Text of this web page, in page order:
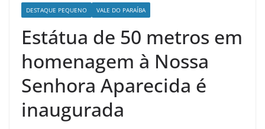
DESTAQUE PEQUENO VALE DO PARAÍBA
Estátua de 50 metros em
homenagem à Nossa
Senhora Aparecida é
inaugurada